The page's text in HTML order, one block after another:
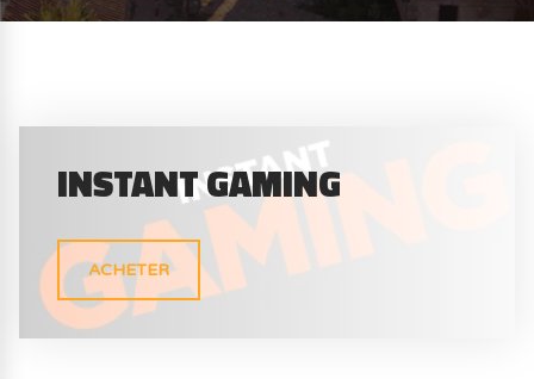
INSTANT GAMING
ACHETER